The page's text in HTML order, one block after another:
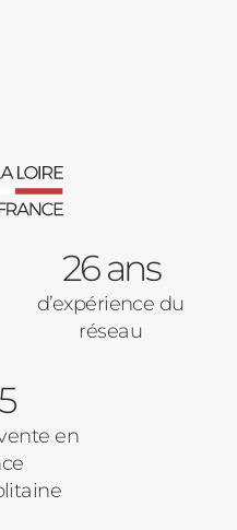
26 ans
d’expérience du
réseau
en